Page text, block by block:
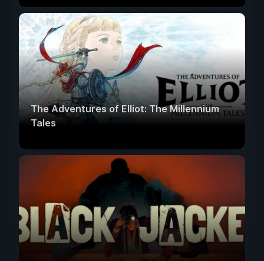
The Adventures of Elliot: The Millennium
Tales